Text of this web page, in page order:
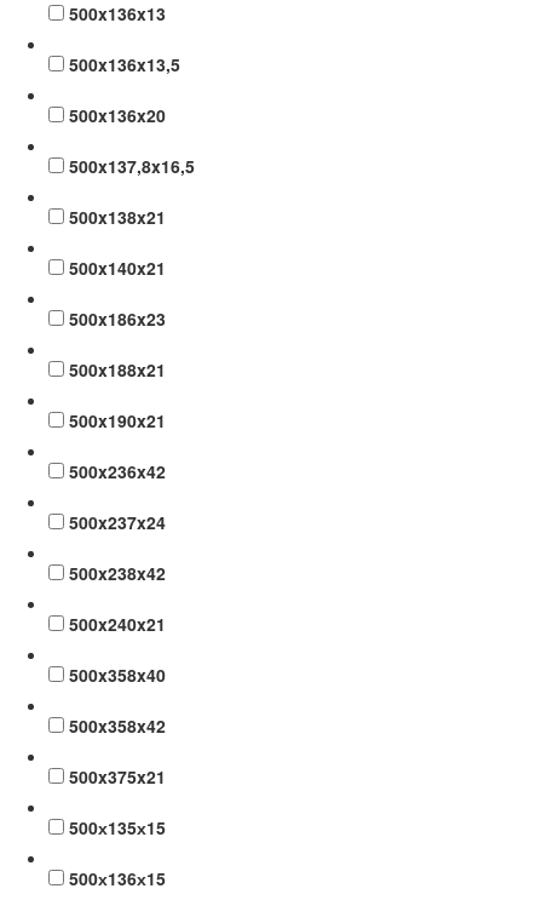
500x136x13
500x136x13,5
500x136x20
500x137,8x16,5
500x138x21
500x140x21
500x186x23
500x188x21
500x190x21
500x236x42
500x237x24
500x238x42
500x240x21
500x358x40
500x358x42
500x375x21
500х135х15
500х136х15